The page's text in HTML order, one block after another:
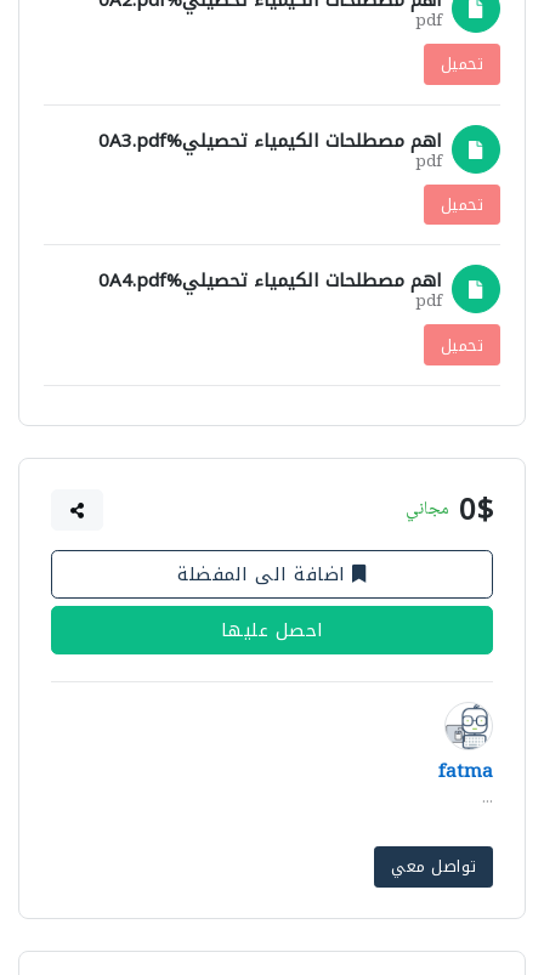
pdf
تحميل
اهم مصطلحات الكيمياء تحصيلي%0A3.pdf
pdf
تحميل
اهم مصطلحات الكيمياء تحصيلي%0A4.pdf
pdf
تحميل
0$ مجاني
اضافة الى المفضلة
احصل عليها
fatma
...
تواصل معي